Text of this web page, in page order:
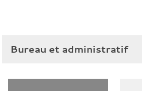
Bureau et administratif